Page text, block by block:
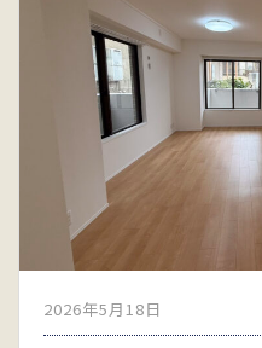
2026年5月18日